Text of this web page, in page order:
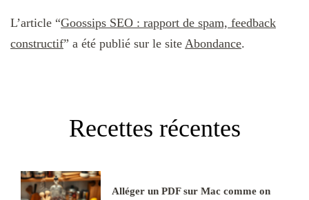
L’article “Goossips SEO : rapport de spam, feedback
constructif” a été publié sur le site Abondance.
Recettes récentes
Alléger un PDF sur Mac comme on